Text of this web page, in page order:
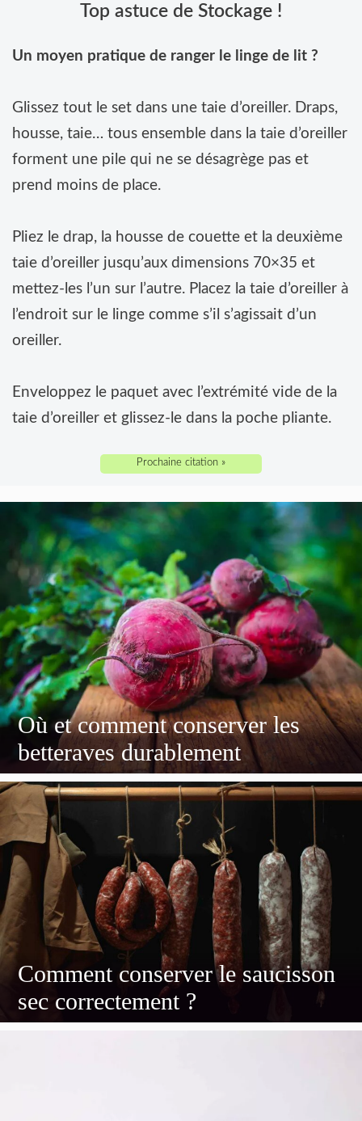
Top astuce de Stockage !
Un moyen pratique de ranger le linge de lit ?
Glissez tout le set dans une taie d’oreiller. Draps,
housse, taie… tous ensemble dans la taie d’oreiller
forment une pile qui ne se désagrège pas et
prend moins de place.
Pliez le drap, la housse de couette et la deuxième
taie d’oreiller jusqu’aux dimensions 70×35 et
mettez-les l’un sur l’autre. Placez la taie d’oreiller à
l’endroit sur le linge comme s’il s’agissait d’un
oreiller.
Enveloppez le paquet avec l’extrémité vide de la
taie d’oreiller et glissez-le dans la poche pliante.
Prochaine citation »
Où et comment conserver les
betteraves durablement
Comment conserver le saucisson
sec correctement ?